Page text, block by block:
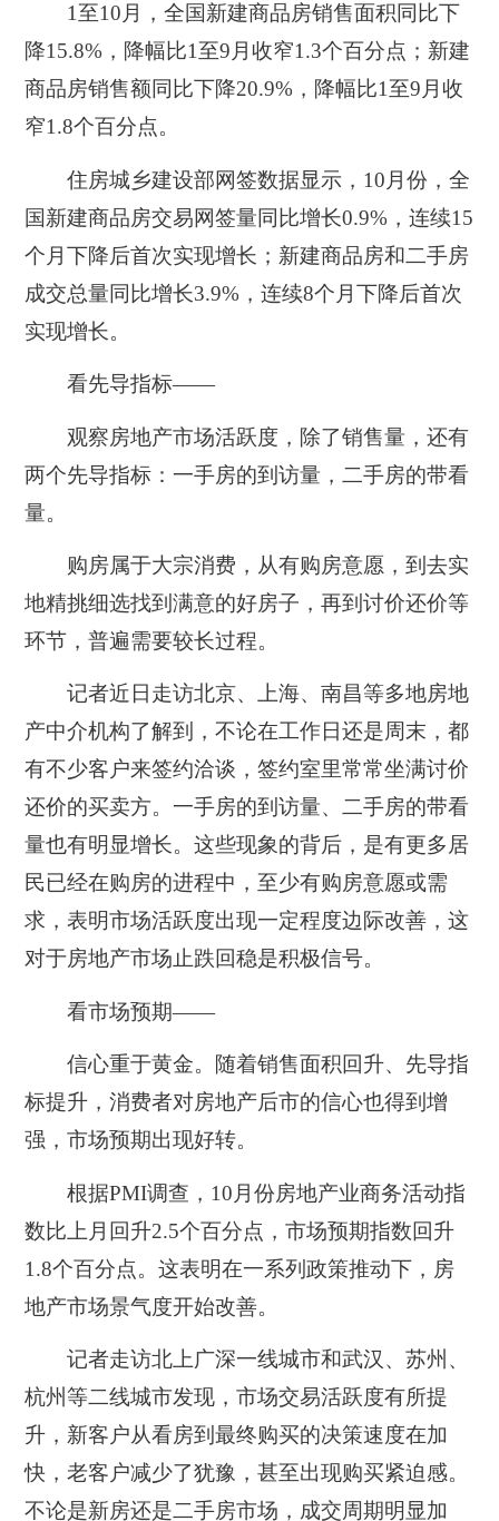
1至10月，全国新建商品房销售面积同比下
降15.8%，降幅比1至9月收窄1.3个百分点；新建
商品房销售额同比下降20.9%，降幅比1至9月收
窄1.8个百分点。
住房城乡建设部网签数据显示，10月份，全
国新建商品房交易网签量同比增长0.9%，连续15
个月下降后首次实现增长；新建商品房和二手房
成交总量同比增长3.9%，连续8个月下降后首次
实现增长。
看先导指标——
观察房地产市场活跃度，除了销售量，还有
两个先导指标：一手房的到访量，二手房的带看
量。
购房属于大宗消费，从有购房意愿，到去实
地精挑细选找到满意的好房子，再到讨价还价等
环节，普遍需要较长过程。
记者近日走访北京、上海、南昌等多地房地
产中介机构了解到，不论在工作日还是周末，都
有不少客户来签约洽谈，签约室里常常坐满讨价
还价的买卖方。一手房的到访量、二手房的带看
量也有明显增长。这些现象的背后，是有更多居
民已经在购房的进程中，至少有购房意愿或需
求，表明市场活跃度出现一定程度边际改善，这
对于房地产市场止跌回稳是积极信号。
看市场预期——
信心重于黄金。随着销售面积回升、先导指
标提升，消费者对房地产后市的信心也得到增
强，市场预期出现好转。
根据PMI调查，10月份房地产业商务活动指
数比上月回升2.5个百分点，市场预期指数回升
1.8个百分点。这表明在一系列政策推动下，房
地产市场景气度开始改善。
记者走访北上广深一线城市和武汉、苏州、
杭州等二线城市发现，市场交易活跃度有所提
升，新客户从看房到最终购买的决策速度在加
快，老客户减少了犹豫，甚至出现购买紧迫感。
不论是新房还是二手房市场，成交周期明显加